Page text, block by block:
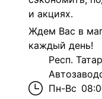
и акциях.
Ждем Вас в
каждый день!
Респ.
Пн-Вс